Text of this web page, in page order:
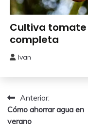
Como
Sembrar
o
Plantar
Cultiva
completa
noviembre,
Ivan
Navegación
de
Anterior:
Cómo ahorrar agua en
verano